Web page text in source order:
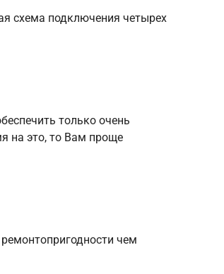
схема подключения четырех
только очень
на это, то Вам проще
чем